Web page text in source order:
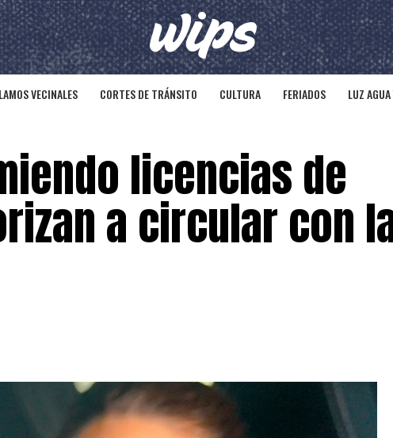
VECINALES CORTES DE TRÁNSITO CULTURA FERIADOS LUZ AGUA
licencias de
a circular con